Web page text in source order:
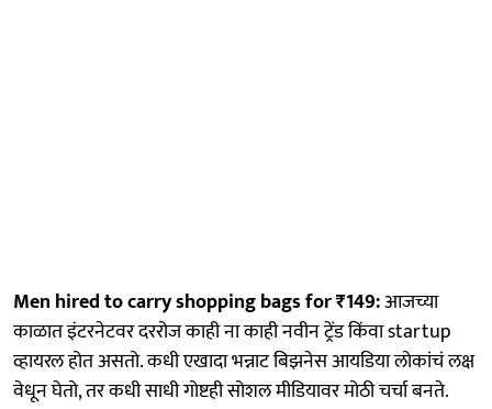
Men hired to carry shopping bags for ₹149:आजच्या
काळात इंटरनेटवर दररोज काही ना काही नवीन ट्रेंड किंवा startup
व्हायरल होत असतो. कधी एखादा भन्नाट बिझनेस आयडिया लोकांचं लक्ष
वेधून घेतो, तर कधी साधी गोष्टही सोशल मीडियावर मोठी चर्चा बनते.